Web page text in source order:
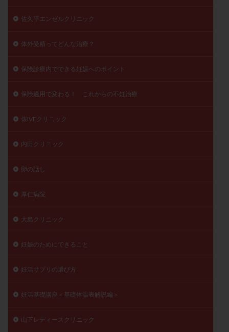
佐久平エンゼルクリニック
体外受精ってどんな治療？
保険診療内でできる妊娠へのポイント
保険適用で変わる！ これからの不妊治療
俵IVFクリニック
内田クリニック
卵の話し
厚仁病院
大島クリニック
妊娠のためにできること
妊活サプリの選び方
妊活基礎講座＜基礎体温表解説編＞
山下レディースクリニック